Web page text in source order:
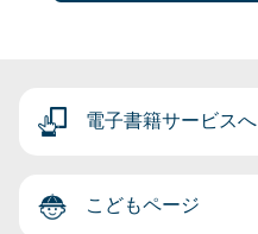
電子書籍サービスへ
こどもページ